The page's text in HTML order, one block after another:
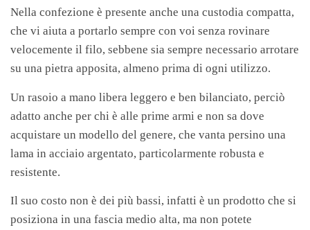
Nella confezione è presente anche una custodia compatta,
che vi aiuta a portarlo sempre con voi senza rovinare
velocemente il filo, sebbene sia sempre necessario arrotare
su una pietra apposita, almeno prima di ogni utilizzo.
Un rasoio a mano libera leggero e ben bilanciato, perciò
adatto anche per chi è alle prime armi e non sa dove
acquistare un modello del genere, che vanta persino una
lama in acciaio argentato, particolarmente robusta e
resistente.
Il suo costo non è dei più bassi, infatti è un prodotto che si
posiziona in una fascia medio alta, ma non potete